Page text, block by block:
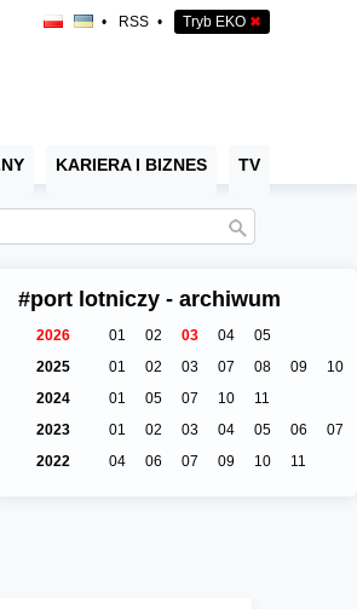
• RSS • Tryb EKO ✖
KARIERA I BIZNES TV
#port lotniczy - archiwum
2026 01 02 03 04
05
2025
01 02 03 07 08 09
10
2024
01 05 07 10
11
2023
01 02 03 04 05 06
07
2022
04 06 07 09 10 11